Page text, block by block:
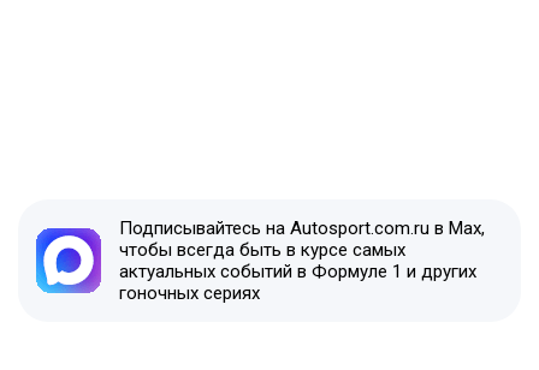
Подписывайтесь на Autosport.com.ru в Max,
чтобы всегда быть в курсе самых
актуальных событий в Формуле 1 и других
гоночных сериях